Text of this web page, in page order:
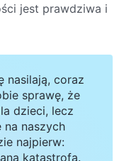
jest prawdziwa i
nasilają, coraz
sprawę, że
dzieci, lecz
naszych
najpierw:
katastrofa.